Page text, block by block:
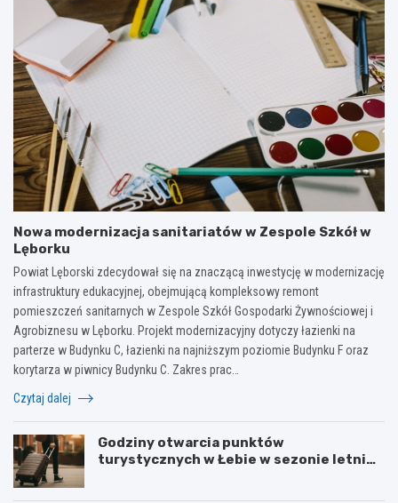
Nowa modernizacja sanitariatów w Zespole Szkół w
Lęborku
Powiat Lęborski zdecydował się na znaczącą inwestycję w modernizację
infrastruktury edukacyjnej, obejmującą kompleksowy remont
pomieszczeń sanitarnych w Zespole Szkół Gospodarki Żywnościowej i
Agrobiznesu w Lęborku. Projekt modernizacyjny dotyczy łazienki na
parterze w Budynku C, łazienki na najniższym poziomie Budynku F oraz
korytarza w piwnicy Budynku C. Zakres prac…
Czytaj dalej
Godziny otwarcia punktów
turystycznych w Łebie w sezonie letnim